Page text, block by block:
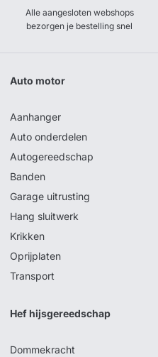
Alle aangesloten webshops
bezorgen je bestelling snel
Auto motor
Aanhanger
Auto onderdelen
Autogereedschap
Banden
Garage uitrusting
Hang sluitwerk
Krikken
Oprijplaten
Transport
Hef hijsgereedschap
Dommekracht